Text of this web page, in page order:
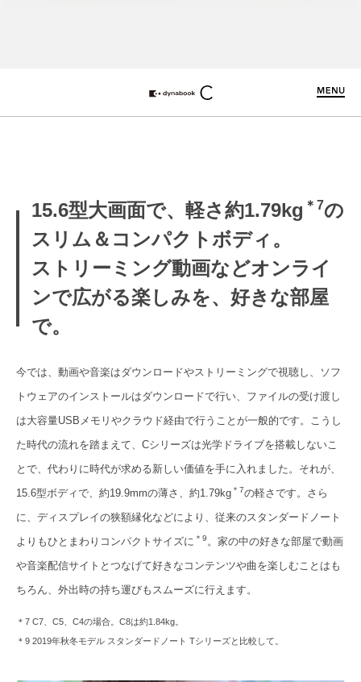
開
15.6型大画面で、軽さ約1.79kg ＊7の
スリム＆コンパクトボディ。
ストリーミング動画などオンライ
ンで広がる楽しみを、好きな部屋
で。
今では、動画や音楽はダウンロードやストリーミングで視聴し、ソフ
トウェアのインストールはダウンロードで行い、ファイルの受け渡し
は大容量USBメモリやクラウド経由で行うことが一般的です。こうし
た時代の流れを踏まえて、Cシリーズは光学ドライブを搭載しないこ
とで、代わりに時代が求める新しい価値を手に入れました。それが、
15.6型ボディで、約19.9mmの薄さ、約1.79kg ＊7の軽さです。さら
に、ディスプレイの狭額縁化などにより、従来のスタンダードノート
よりもひとまわりコンパクトサイズに ＊9 。家の中の好きな部屋で動画
や音楽配信サイトとつなげて好きなコンテンツや曲を楽しむことはも
ちろん、外出時の持ち運びもスムーズに行えます。
＊7 C7、C5、C4の場合。C8は約1.84kg。
＊9 2019年秋冬モデル スタンダードノート Tシリーズと比較して。